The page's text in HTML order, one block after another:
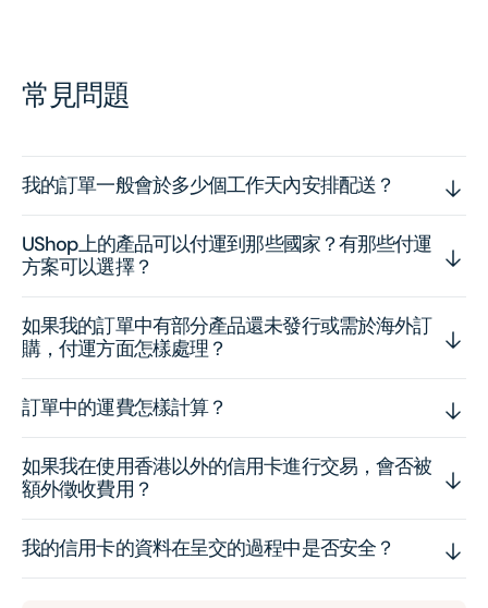
常見問題
我的訂單一般會於多少個工作天內安排配送？
UShop上的產品可以付運到那些國家？有那些付運
方案可以選擇？
如果我的訂單中有部分產品還未發行或需於海外訂
購，付運方面怎樣處理？
訂單中的運費怎樣計算？
如果我在使用香港以外的信用卡進行交易，會否被
額外徵收費用？
我的信用卡的資料在呈交的過程中是否安全？